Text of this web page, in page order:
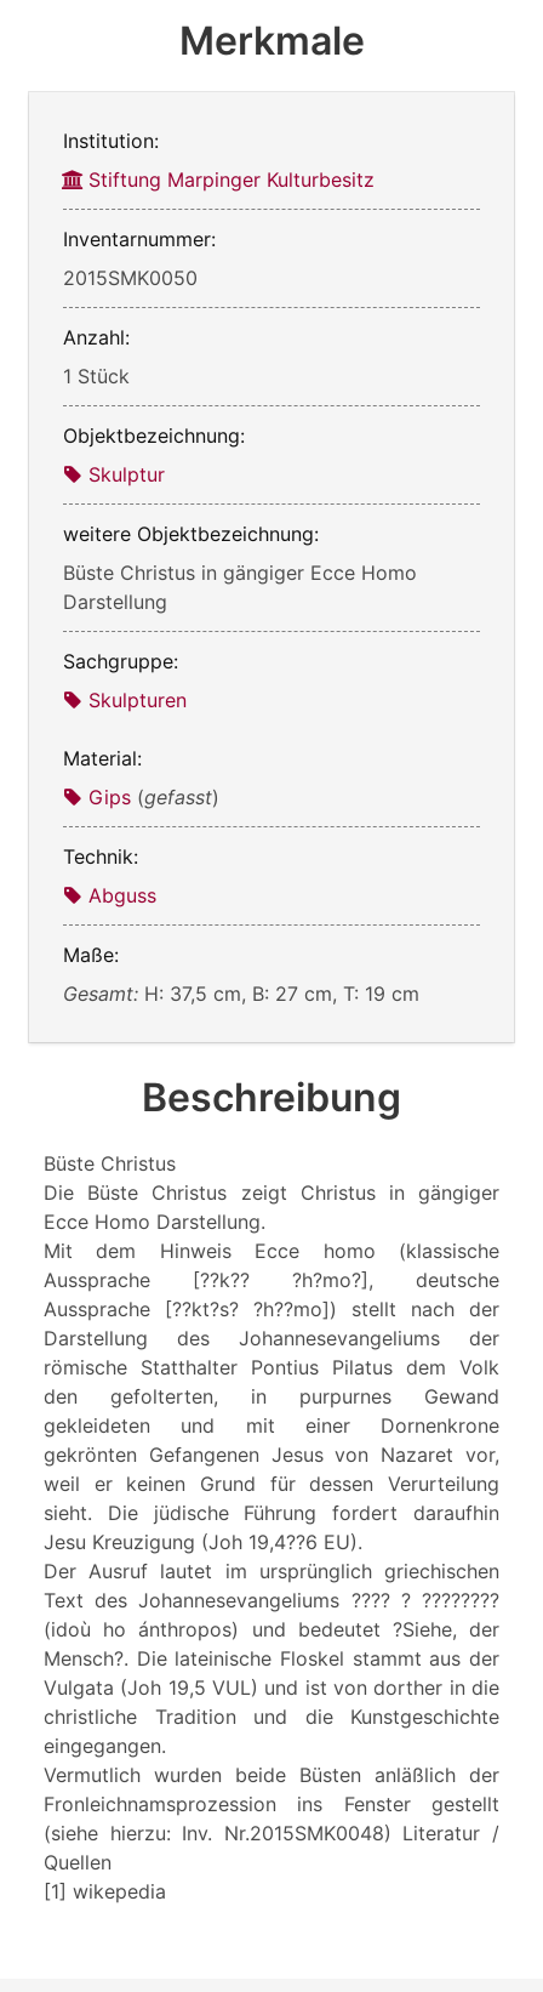
Merkmale
Institution:
Stiftung Marpinger Kulturbesitz
Inventarnummer:
2015SMK0050
Anzahl:
1 Stück
Objektbezeichnung:
Skulptur
weitere Objektbezeichnung:
Büste Christus in gängiger Ecce Homo
Darstellung
Sachgruppe:
Skulpturen
Material:
Gips (gefasst)
Technik:
Abguss
Maße:
Gesamt: H: 37,5 cm, B: 27 cm, T: 19 cm
Beschreibung
Büste Christus
Die Büste Christus zeigt Christus in gängiger
Ecce Homo Darstellung.
Mit dem Hinweis Ecce homo (klassische
Aussprache [??k?? ?h?mo?], deutsche
Aussprache [??kt?s? ?h??mo]) stellt nach der
Darstellung des Johannesevangeliums der
römische Statthalter Pontius Pilatus dem Volk
den gefolterten, in purpurnes Gewand
gekleideten und mit einer Dornenkrone
gekrönten Gefangenen Jesus von Nazaret vor,
weil er keinen Grund für dessen Verurteilung
sieht. Die jüdische Führung fordert daraufhin
Jesu Kreuzigung (Joh 19,4??6 EU).
Der Ausruf lautet im ursprünglich griechischen
Text des Johannesevangeliums ???? ? ????????
(idoù ho ánthropos) und bedeutet ?Siehe, der
Mensch?. Die lateinische Floskel stammt aus der
Vulgata (Joh 19,5 VUL) und ist von dorther in die
christliche Tradition und die Kunstgeschichte
eingegangen.
Vermutlich wurden beide Büsten anläßlich der
Fronleichnamsprozession ins Fenster gestellt
(siehe hierzu: Inv. Nr.2015SMK0048) Literatur /
Quellen
[1] wikepedia